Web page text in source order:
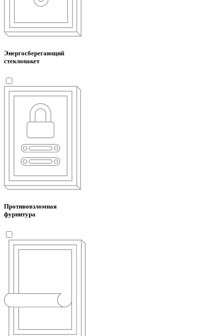
Энергосберегающий
стеклопакет
Противовзломная
фурнитура